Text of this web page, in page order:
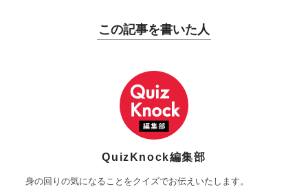
この記事を書いた人
QuizKnock編集部
身の回りの気になることをクイズでお伝えいたします。